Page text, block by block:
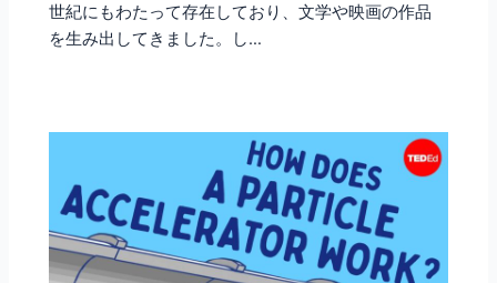
世紀にもわたって存在しており、文学や映画の作品
を生み出してきました。し…